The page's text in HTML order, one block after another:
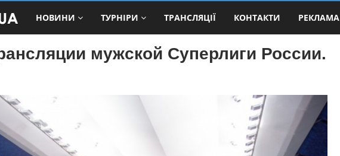
НОВИНИ ТУРНІРИ ТРАНСЛЯЦІЇ КОНТАКТИ РЕКЛАМА
мужской Суперлиги России.